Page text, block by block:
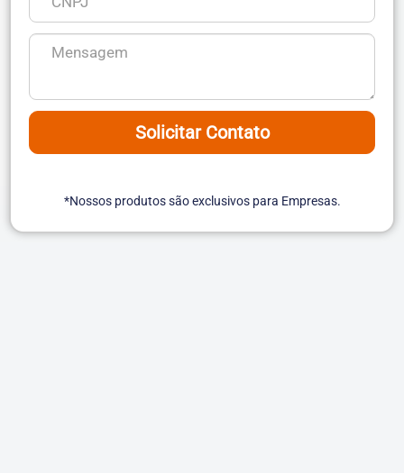
Solicitar Contato
*Nossos produtos são exclusivos para Empresas.